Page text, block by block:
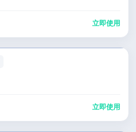
立即使用
立即使用